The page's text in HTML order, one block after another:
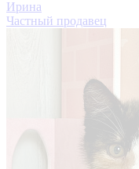
Ирина
Частный продавец